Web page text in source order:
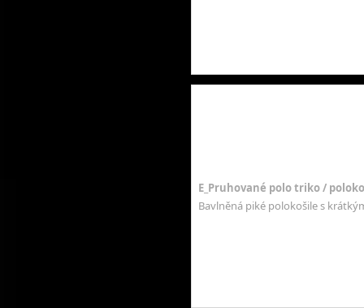
E_Pruhované polo triko /
Bavlněná piké polokošile s